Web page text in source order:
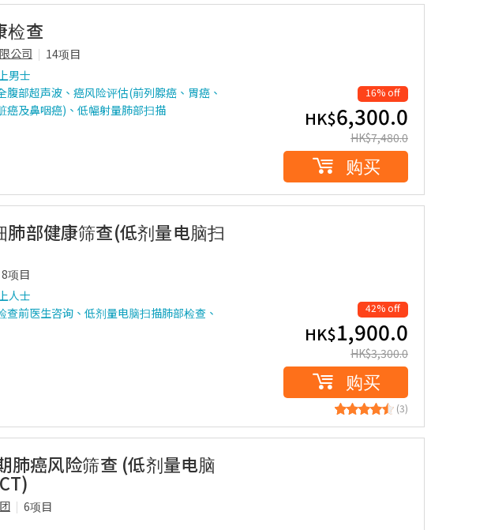
检查
公司
14项目
男士
腹部超声波、癌风险评估(前列腺癌、胃癌、
癌及鼻咽癌)、低幅射量肺部扫描
16% off
HK$6,300.0
HK$7,480.0
购买
肺部健康筛查(低剂量电脑扫
8项目
人士
查前医生咨询、低剂量电脑扫描肺部检查、
42% off
HK$1,900.0
HK$3,300.0
购买
(3)
肺癌风险筛查 (低剂量电脑
6项目